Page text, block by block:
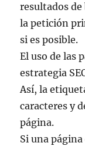
resultados
la petición
si es posible.
El uso de las
estrategia
Así, la
caracteres y
página.
Si una